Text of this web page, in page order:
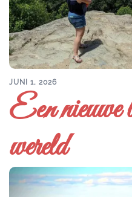
JUNI 1, 2026
Een nieuwe
wereld